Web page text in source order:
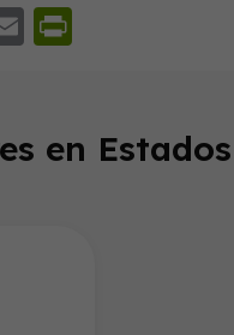
Email
en